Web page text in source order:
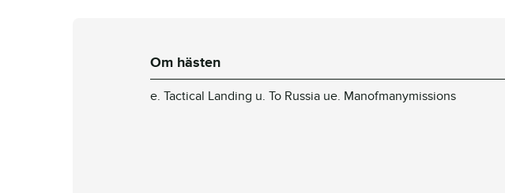
Om hästen
e. Tactical Landing u. To Russia ue. Manofmanymissions